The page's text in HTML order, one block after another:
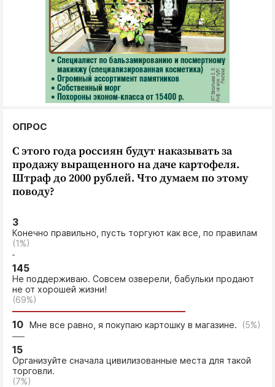
Блоги
Издания
Медиаперсона
Интересное чтиво
Клиника года
Работодатель года
ОПРОС
С этого года россиян будут наказывать за
продажу выращенного на даче картофеля.
Штраф до 2000 рублей. Что думаем по этому
поводу?
3
Конечно правильно, пусть торгуют как все, по правилам
(1%)
145
Не поддерживаю. Совсем озверели, бабульки продают
не от хорошей жизни!
(69%)
10 Мне все равно, я покупаю картошку в магазине. (5%)
15
Организуйте сначала цивилизованные места для такой
торговли.
(7%)